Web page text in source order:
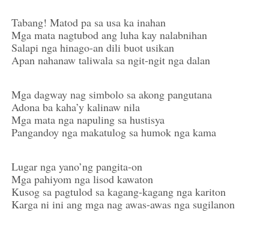
Tabang! Matod pa sa usa ka inahan
Mga mata nagtubod ang luha kay nalabnihan
Salapi nga hinago-an dili buot usikan
Apan nahanaw taliwala sa ngit-ngit nga dalan
Mga dagway nag simbolo sa akong pangutana
Adona ba kaha’y kalinaw nila
Mga mata nga napuling sa hustisya
Pangandoy nga makatulog sa humok nga kama
Lugar nga yano’ng pangita-on
Mga pahiyom nga lisod kawaton
Kusog sa pagtulod sa kagang-kagang nga kariton
Karga ni ini ang mga nag awas-awas nga sugilanon